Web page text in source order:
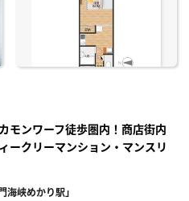
モンワーフ徒歩圏内！商店街内
ークリーマンション・マンスリ
海峡めかり駅」